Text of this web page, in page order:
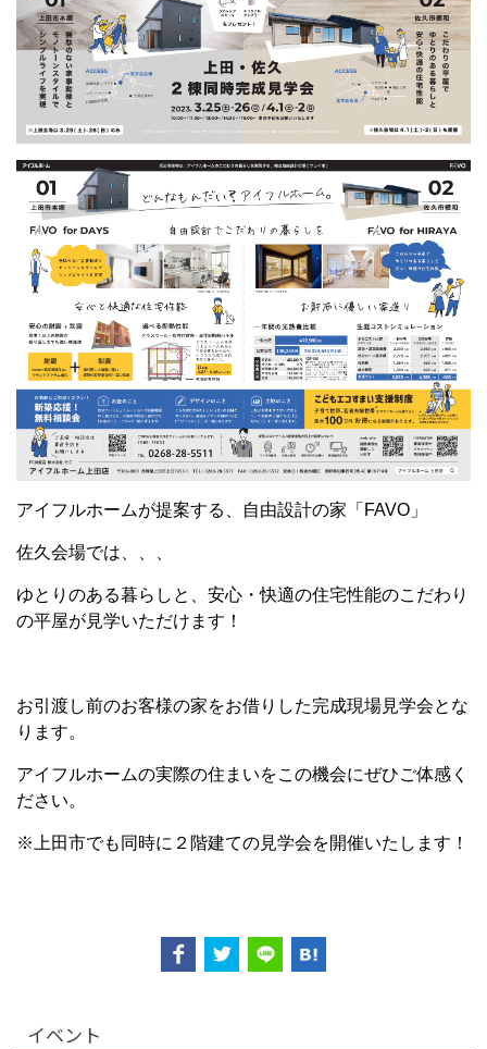
アイフルホームが提案する、自由設計の家「FAVO」
佐久会場では、、、
ゆとりのある暮らしと、安心・快適の住宅性能のこだわり
の平屋が見学いただけます！
お引渡し前のお客様の家をお借りした完成現場見学会とな
ります。
アイフルホームの実際の住まいをこの機会にぜひご体感く
ださい。
※上田市でも同時に２階建ての見学会を開催いたします！
イベント